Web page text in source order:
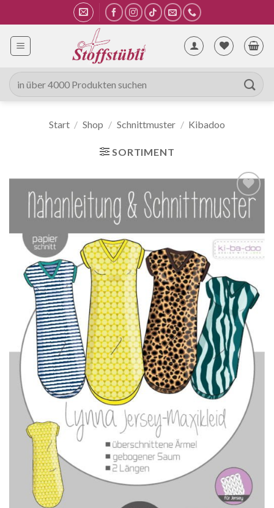
Inhalt
springen
Suche
nach:
Start / Shop / Schnittmuster / Kibadoo
SORTIMENT
Auf die
Wunschliste